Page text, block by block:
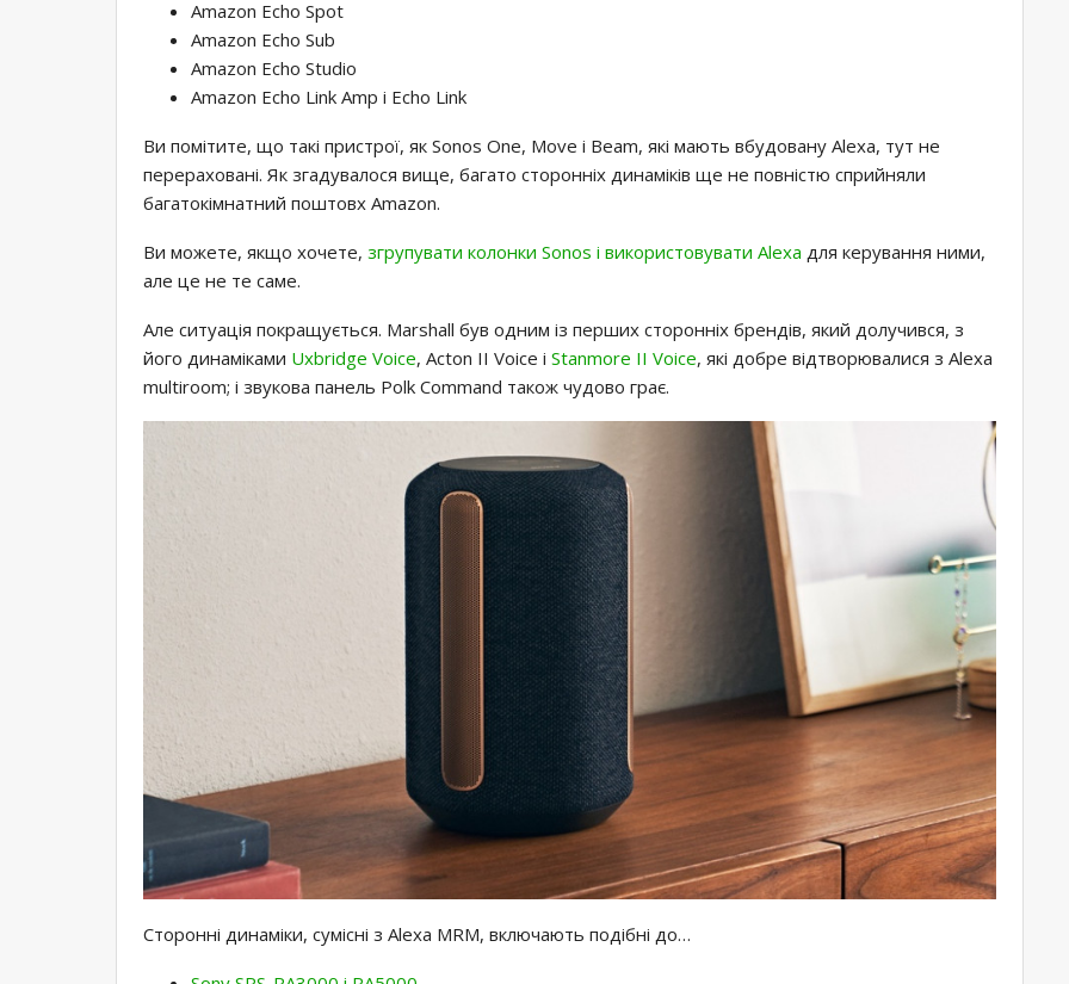
Amazon Echo Spot
Amazon Echo Sub
Amazon Echo Studio
Amazon Echo Link Amp і Echo Link
Ви помітите, що такі пристрої, як Sonos One, Move і Beam, які мають вбудовану Alexa, тут не
перераховані. Як згадувалося вище, багато сторонніх динаміків ще не повністю сприйняли
багатокімнатний поштовх Amazon.
Ви можете, якщо хочете, згрупувати колонки Sonos і використовувати Alexa для керування ними,
але це не те саме.
Але ситуація покращується. Marshall був одним із перших сторонніх брендів, який долучився, з
його динаміками Uxbridge Voice, Acton II Voice і Stanmore II Voice, які добре відтворювалися з Alexa
multiroom; і звукова панель Polk Command також чудово грає.
Сторонні динаміки, сумісні з Alexa MRM, включають подібні до…